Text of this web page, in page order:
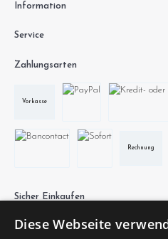
Zahlungsarten
Vorkasse
Rechnung
Information
Service
Sicher Einkaufen
Diese Webseite